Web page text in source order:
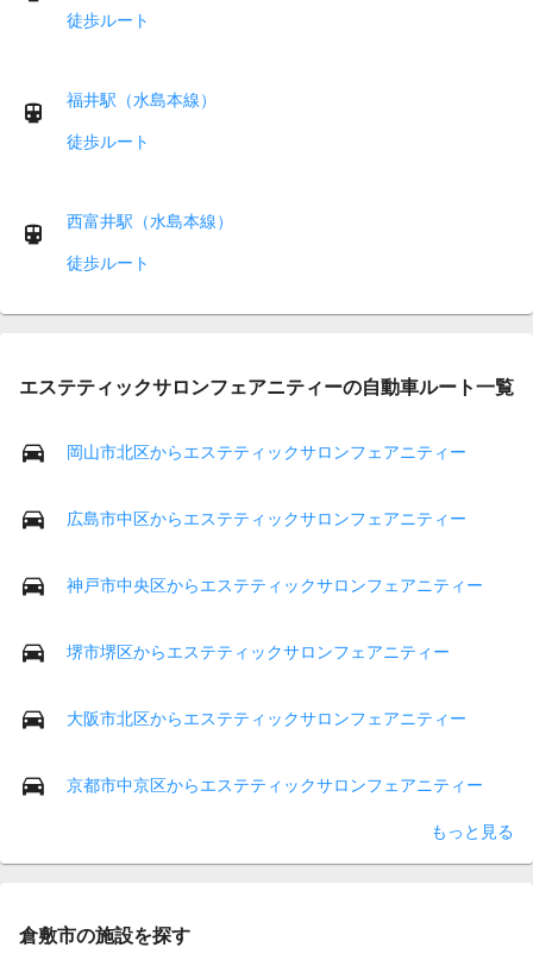
徒歩ルート
福井駅（水島本線）
徒歩ルート
西富井駅（水島本線）
徒歩ルート
エステティックサロンフェアニティーの自動車ルート一覧
岡山市北区からエステティックサロンフェアニティー
広島市中区からエステティックサロンフェアニティー
神戸市中央区からエステティックサロンフェアニティー
堺市堺区からエステティックサロンフェアニティー
大阪市北区からエステティックサロンフェアニティー
京都市中京区からエステティックサロンフェアニティー
もっと見る
倉敷市の施設を探す